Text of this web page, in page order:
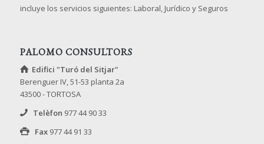
incluye los servicios siguientes: Laboral, Jurídico y Seguros
PALOMO CONSULTORS
Edifici "Turó del Sitjar"
Berenguer IV, 51-53 planta 2a
43500 - TORTOSA
Telèfon 977 44 90 33
Fax 977 44 91 33